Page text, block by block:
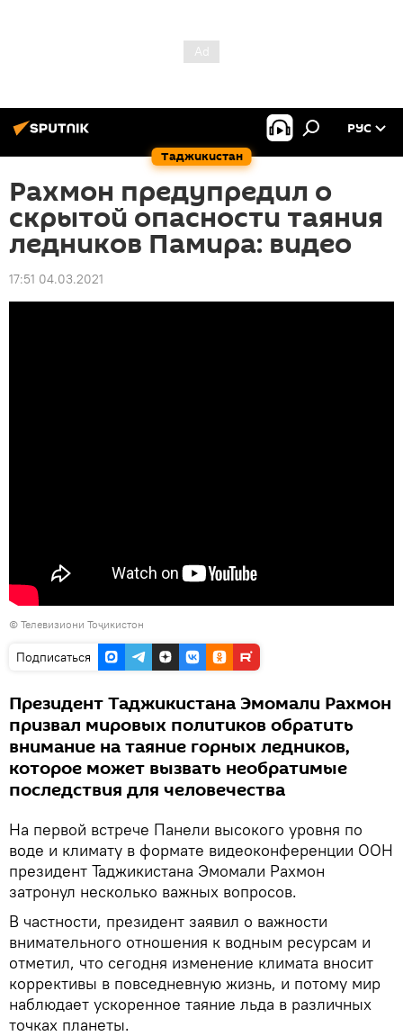
Таджикистан
РУС
Рахмон предупредил о
скрытой опасности таяния
ледников Памира: видео
17:51 04.03.2021
© Телевизиони Тоҷикистон
Подписаться
Президент Таджикистана Эмомали Рахмон
призвал мировых политиков обратить
внимание на таяние горных ледников,
которое может вызвать необратимые
последствия для человечества
На первой встрече Панели высокого уровня по
воде и климату в формате видеоконференции ООН
президент Таджикистана Эмомали Рахмон
затронул несколько важных вопросов.
В частности, президент заявил о важности
внимательного отношения к водным ресурсам и
отметил, что сегодня изменение климата вносит
коррективы в повседневную жизнь, и потому мир
наблюдает ускоренное таяние льда в различных
точках планеты.